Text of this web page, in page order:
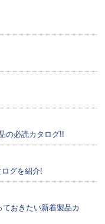
の必読カタログ!!
ログを紹介!
ておきたい新着製品カ